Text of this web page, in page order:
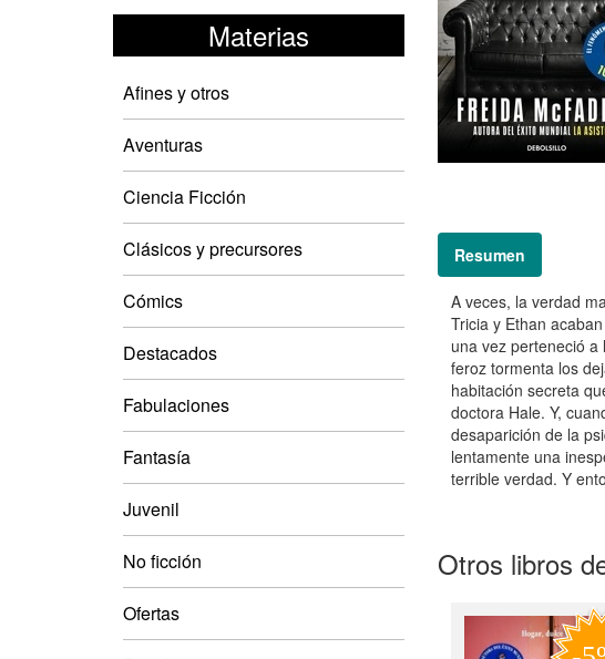
Materias
Afines y otros
Aventuras
Ciencia Ficción
Clásicos y precursores
Cómics
Destacados
Fabulaciones
Fantasía
Juvenil
No ficción
Ofertas
Resumen
A veces, la verdad
Tricia y Ethan
una vez perteneció
feroz tormenta los
habitación secreta
doctora Hale. Y,
desaparición de la
lentamente una
terrible verdad. Y
Otros libros